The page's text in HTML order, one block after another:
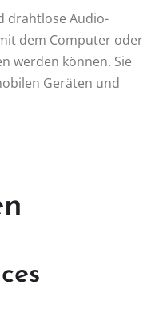
drahtlose Audio-
dem Computer oder
werden können. Sie
Geräten und